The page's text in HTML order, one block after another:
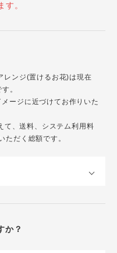
す。
レンジ(置けるお花)は現在
。
ージに近づけてお作りいた
、送料、システム利用料
ただく総額です。
か？